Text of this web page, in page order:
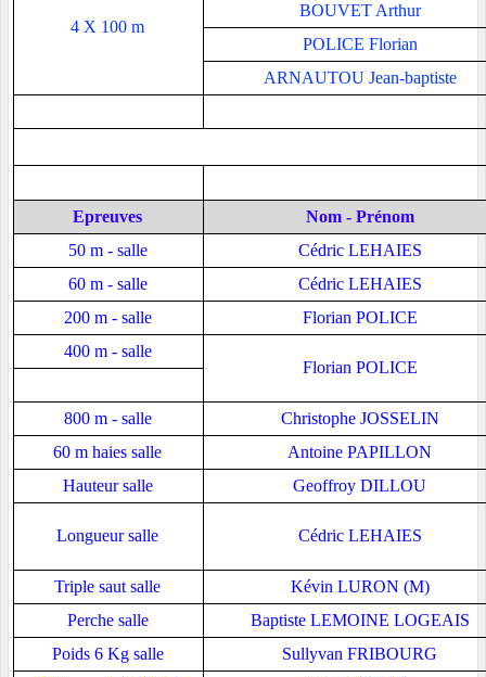
4 X 100 m
BOUVET Arthur
POLICE Florian
ARNAUTOU Jean-baptiste
Epreuves
Nom - Prénom
50 m - salle
Cédric LEHAIES
60 m - salle
Cédric LEHAIES
200 m - salle
Florian POLICE
400 m - salle
Florian POLICE
800 m - salle
Christophe JOSSELIN
60 m haies salle
Antoine PAPILLON
Hauteur salle
Geoffroy DILLOU
Longueur salle Cédric LEHAIES
Triple saut salle
Kévin LURON (M)
Perche salle
Baptiste LEMOINE LOGEAIS
Poids 6 Kg salle
Sullyvan FRIBOURG